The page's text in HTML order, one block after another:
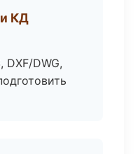
КД
DXF/DWG,